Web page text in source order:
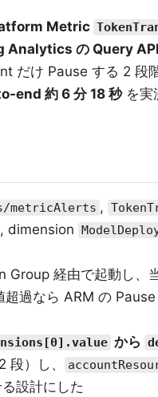
Metric
Analytics の Query
だけ Pause する 2 段
end 約 6 分 18 秒を実
metricAlerts ,
, dimension
Group 経由で起動し、
過なら ARM の Pause
から
段）し、
設計にした